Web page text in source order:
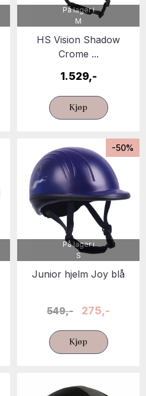
På lager i
M
HS Vision Shadow
Crome ...
1.529,-
Kjøp
-50%
På lager i
S
Junior hjelm Joy blå
549,- 275,-
Kjøp